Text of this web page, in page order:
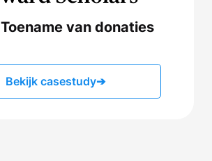
Toename van donaties
Bekijk casestudy➔